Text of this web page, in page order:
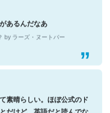
あるんだなあ
素晴らしい。ほぼ公式のド
だけど、英語だと読んでな